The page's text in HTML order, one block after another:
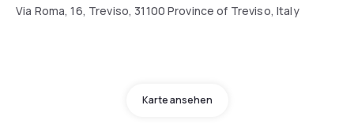
Via Roma, 16, Treviso, 31100 Province of Treviso, Italy
Karte ansehen